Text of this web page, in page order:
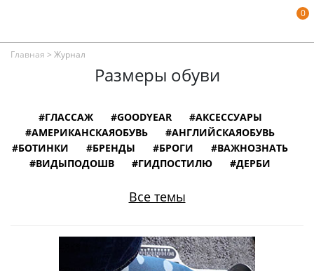
0
Главная > Журнал
Размеры обуви
#ГЛАССАЖ #GOODYEAR
#АКСЕССУАРЫ
#АМЕРИКАНСКАЯОБУВЬ
#АНГЛИЙСКАЯОБУВЬ
#БОТИНКИ
#БРЕНДЫ #БРОГИ
#ВАЖНОЗНАТЬ
#ВИДЫПОДОШВ
#ГИДПОСТИЛЮ
#ДЕРБИ
#ИНФОГРАФИКА
#КОЖАНАЯОБУВЬ
#КОЛОДКИДЛЯОБУВИ
#МОНКИ
#МУЗЕИ
Все темы